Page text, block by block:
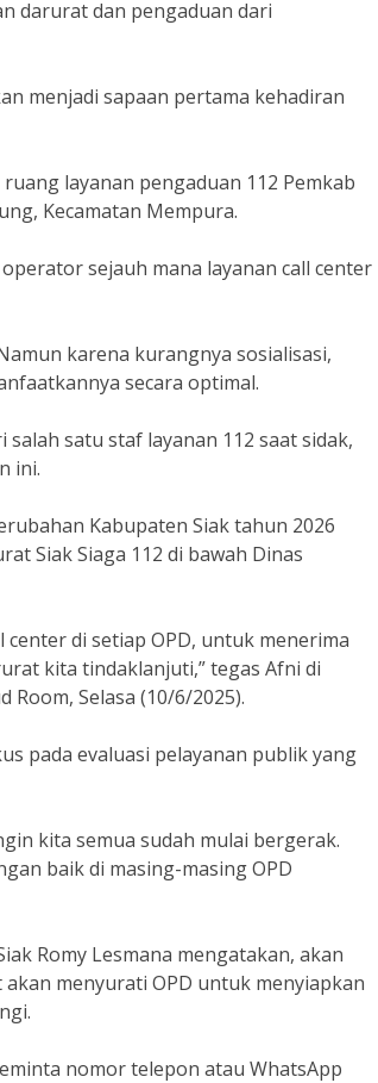
darurat dan pengaduan dari
menjadi sapaan pertama kehadiran
layanan pengaduan 112 Pemkab
Kecamatan Mempura.
sejauh mana layanan call center
karena kurangnya sosialisasi,
secara optimal.
satu staf layanan 112 saat sidak,
ini.
Kabupaten Siak tahun 2026
Siak Siaga 112 di bawah Dinas
di setiap OPD, untuk menerima
kita tindaklanjuti,” tegas Afni di
Room, Selasa (10/6/2025).
pada evaluasi pelayanan publik yang
kita semua sudah mulai bergerak.
baik di masing-masing OPD
Romy Lesmana mengatakan, akan
menyurati OPD untuk menyiapkan
nomor telepon atau WhatsApp